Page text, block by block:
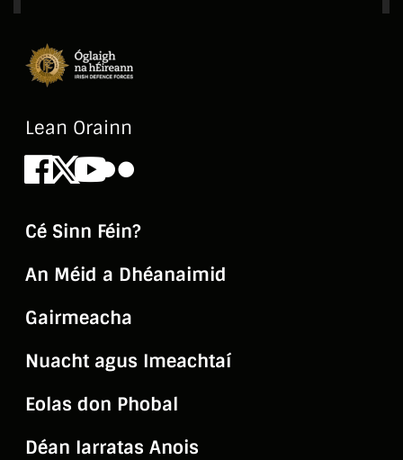
Lean Orainn
Facebook
X Youtube
Flickr
Cé Sinn Féin?
An Méid a Dhéanaimid
Gairmeacha
Nuacht agus Imeachtaí
Eolas don Phobal
Déan Iarratas Anois